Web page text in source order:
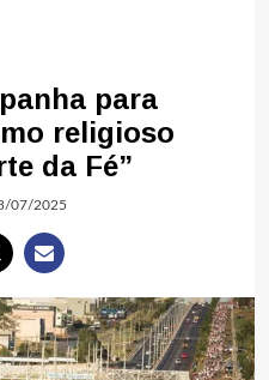
para
religioso
da Fé”
07/2025